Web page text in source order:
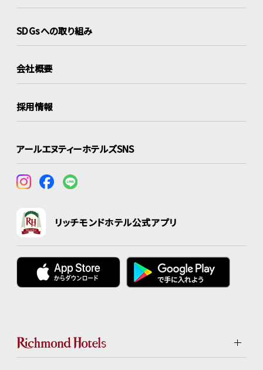
SDGsへの取り組み
会社概要
採用情報
アールエヌティーホテルズSNS
リッチモンドホテル公式アプリ